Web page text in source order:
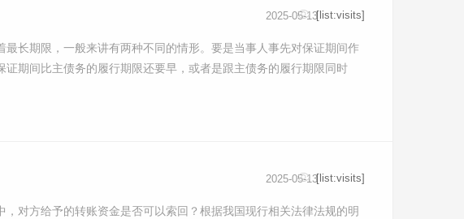
长期限，一般来讲有两种不同的情形。要是当事人事先对保证期间作
期间比主债务的履行期限还要早，或者是跟主债务的履行期限同时
2025-05-13[list:visits]
对方给予的转账资金是否可以索回？根据我国现行相关法律法规的明
2025-05-13[list:visits]